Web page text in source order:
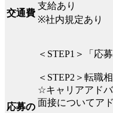
交通費
支給あり
※社内規定あり
応募の
＜STEP1＞「応
＜STEP2＞転職
☆キャリアアドバ
面接についてア